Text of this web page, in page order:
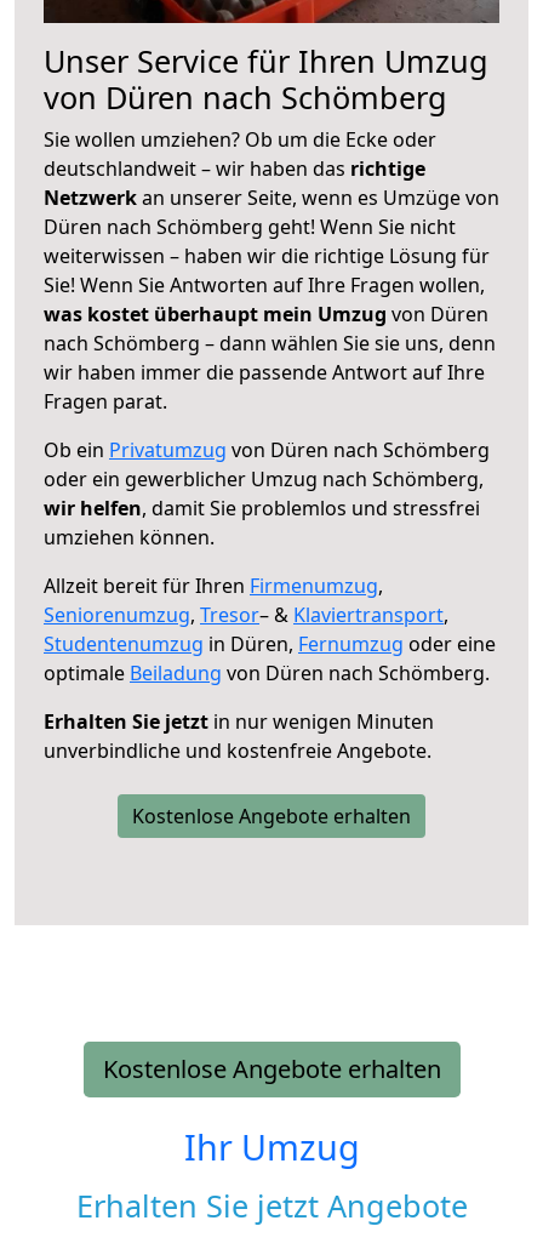
Unser Service für Ihren Umzug
von Düren nach Schömberg
Sie wollen umziehen? Ob um die Ecke oder
deutschlandweit – wir haben das richtige
Netzwerkan unserer Seite, wenn es Umzüge von
Düren nach Schömberg geht! Wenn Sie nicht
weiterwissen – haben wir die richtige Lösung für
Sie! Wenn Sie Antworten auf Ihre Fragen wollen,
was kostet überhaupt mein Umzug von Düren
nach Schömberg – dann wählen Sie sie uns, denn
wir haben immer die passende Antwort auf Ihre
Fragen parat.
Ob ein Privatumzug von Düren nach Schömberg
oder ein gewerblicher Umzug nach Schömberg,
wir helfen, damit Sie problemlos und stressfrei
umziehen können.
Allzeit bereit für Ihren Firmenumzug,
Seniorenumzug, Tresor– & Klaviertransport,
Studentenumzug in Düren, Fernumzug oder eine
optimale Beiladung von Düren nach Schömberg.
Erhalten Sie jetzt in nur wenigen Minuten
unverbindliche und kostenfreie Angebote.
Kostenlose Angebote erhalten
Kostenlose Angebote erhalten
Ihr Umzug
Erhalten Sie jetzt Angebote